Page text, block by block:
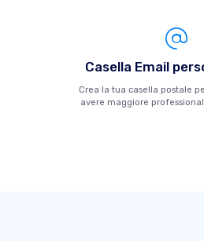
Casella Email
Crea la tua casella postale
avere maggiore